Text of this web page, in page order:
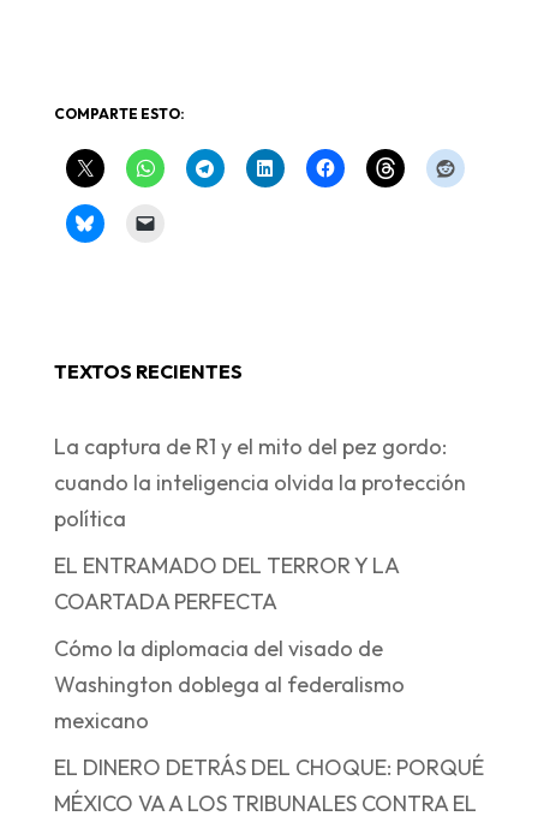
COMPARTE ESTO:
TEXTOS RECIENTES
La captura de R1 y el mito del pez gordo:
cuando la inteligencia olvida la protección
política
EL ENTRAMADO DEL TERROR Y LA
COARTADA PERFECTA
Cómo la diplomacia del visado de
Washington doblega al federalismo
mexicano
EL DINERO DETRÁS DEL CHOQUE: PORQUÉ
MÉXICO VA A LOS TRIBUNALES CONTRA EL